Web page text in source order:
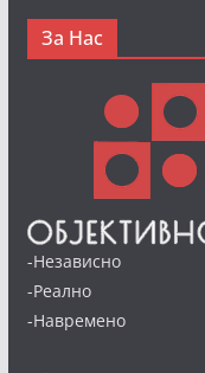
За Нас
-Независно
-Реално
-Навремено